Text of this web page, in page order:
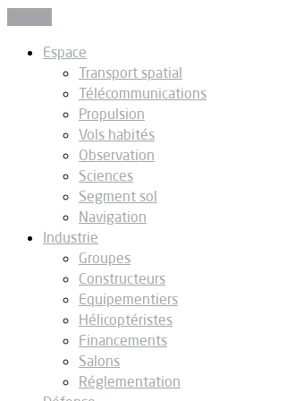
Espace
Transport spatial
Télécommunications
Propulsion
Vols habités
Observation
Sciences
Segment sol
Navigation
Industrie
Groupes
Constructeurs
Equipementiers
Hélicoptéristes
Financements
Salons
Réglementation